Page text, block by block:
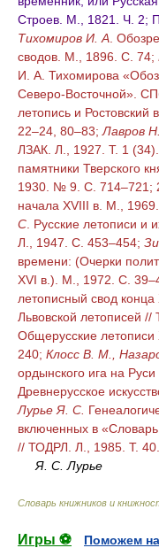
Строев. М., 1821. Ч. 2;
Тихомиров И. А .
сводов. М., 1896. С. 74;
И. А. Тихомирова
Северо-Восточной».
летопись и
22–24, 80–83; Лавров
ЛЗАК. Л., 1927. Т. 1
памятники Тверского
1930. № 9. С. 714–721;
начала XVIII в. М.,
С . Русские летописи и
Л., 1947. С. 453–454;
времени: (Очерки
XVI в.). М., 1972. С.
летописный свод
Львовской летописей
Общерусские
240; Клосс В. М.,
ордынского ига на
Древнерусское
Лурье Я. С.
включенных в
// ТОДРЛ. Л., 1985. Т.
Я. С. Лурье
Словарь книжников и
Игры ⚽
Поможем